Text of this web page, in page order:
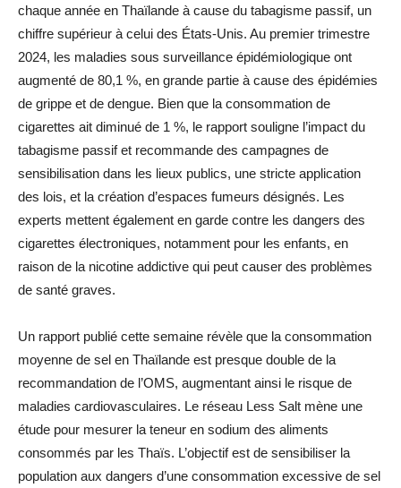
chaque année en Thaïlande à cause du tabagisme passif, un
chiffre supérieur à celui des États-Unis. Au premier trimestre
2024, les maladies sous surveillance épidémiologique ont
augmenté de 80,1 %, en grande partie à cause des épidémies
de grippe et de dengue. Bien que la consommation de
cigarettes ait diminué de 1 %, le rapport souligne l’impact du
tabagisme passif et recommande des campagnes de
sensibilisation dans les lieux publics, une stricte application
des lois, et la création d’espaces fumeurs désignés. Les
experts mettent également en garde contre les dangers des
cigarettes électroniques, notamment pour les enfants, en
raison de la nicotine addictive qui peut causer des problèmes
de santé graves.
Un rapport publié cette semaine révèle que la consommation
moyenne de sel en Thaïlande est presque double de la
recommandation de l’OMS, augmentant ainsi le risque de
maladies cardiovasculaires. Le réseau Less Salt mène une
étude pour mesurer la teneur en sodium des aliments
consommés par les Thaïs. L’objectif est de sensibiliser la
population aux dangers d’une consommation excessive de sel